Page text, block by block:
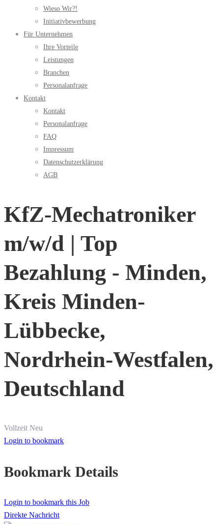
Wieso Wir?!
Initiativbewerbung
Für Unternehmen
Ihre Vorteile
Leistungen
Branchen
Personalanfrage
Kontakt
Kontakt
Personalanfrage
FAQ
Impressum
Datenschutzerklärung
AGB
KfZ-Mechatroniker
m/w/d | Top
Bezahlung - Minden,
Kreis Minden-
Lübbecke,
Nordrhein-Westfalen,
Deutschland
Vollzeit Neu
Login to bookmark
Bookmark Details
Login to bookmark this Job
Direkte Nachricht